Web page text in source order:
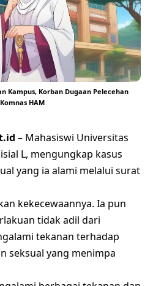
Kampus, Korban Dugaan Pelecehan
HAM
– Mahasiswi Universitas
L, mengungkap kasus
yang ia alami melalui surat
kekecewaannya. Ia pun
tidak adil dari
tekanan terhadap
seksual yang menimpa